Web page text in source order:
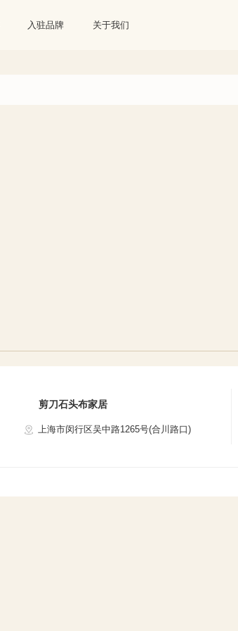
入驻品牌 关于我们
剪刀石头布家居
上海市闵行区吴中路1265号(合川路口)